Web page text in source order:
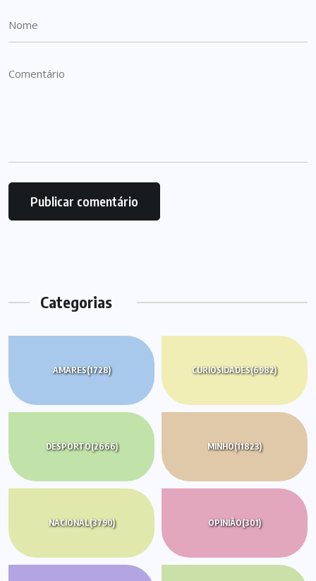
Categorias
AMARES(1728) CURIOSIDADES(6982)
DESPORTO(2666) MINHO(11823)
NACIONAL(3790) OPINIÃO(301)